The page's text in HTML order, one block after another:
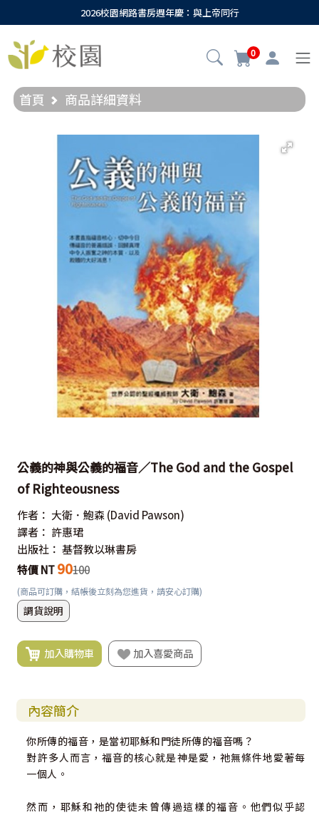
2026校園網路書房週年慶：與上帝同行
0
首頁 商品詳細資料
公義的神與公義的福音／The God and the Gospel
of Righteousness
作者： 大衛．鮑森 (David Pawson)
譯者： 許惠珺
出版社： 基督教以琳書房
特價 NT 90100
(商品可訂購，結帳後立刻為您進貨，請安心訂購)
調貨說明
加入購物車 加入喜愛商品
內容簡介
你所傳的福音，是當初耶穌和門徒所傳的福音嗎？
對許多人而言，福音的核心就是神是愛，祂無條件地愛著每
一個人。
然而，耶穌和祂的使徒未曾傳過這樣的福音。他們似乎認